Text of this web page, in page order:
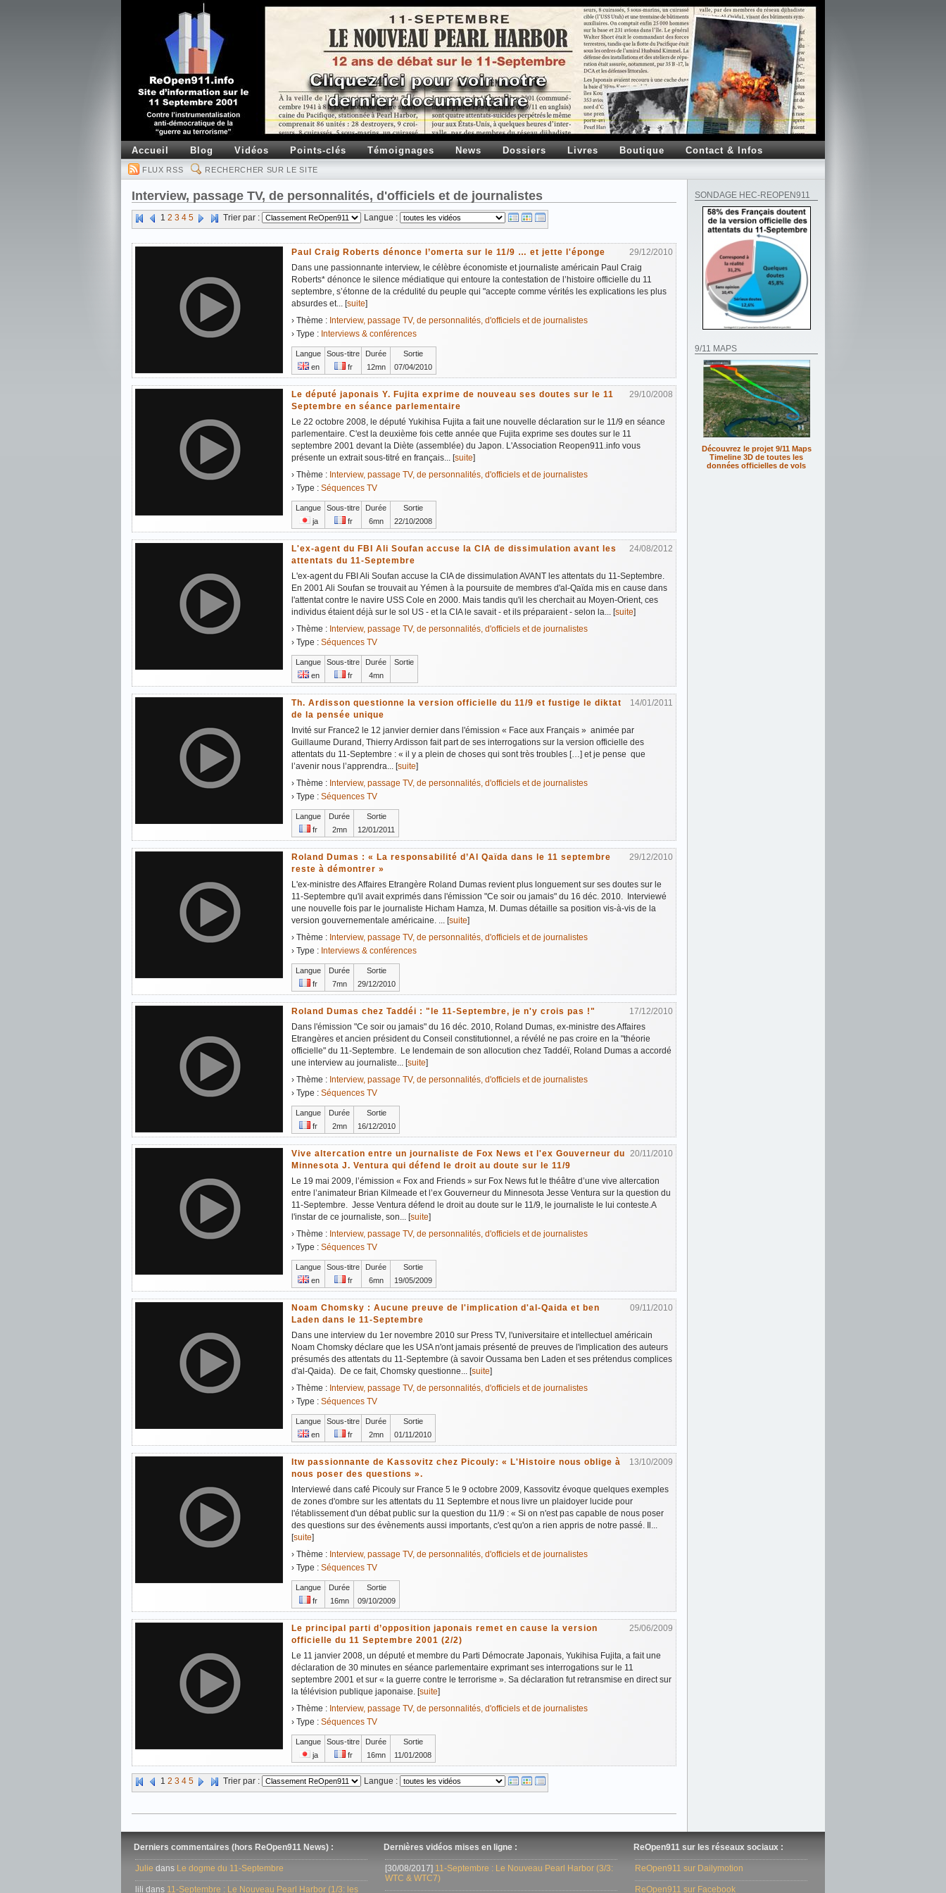
Accueil Blog Vidéos Points-clés Témoignages News Dossiers Livres Boutique Contact & Infos
FLUX RSS RECHERCHER SUR LE SITE
Interview, passage TV, de personnalités, d'officiels et de journalistes
1 2 3 4 5 Trier par : Langue :
29/12/2010
Paul Craig Roberts dénonce l’omerta sur le 11/9 … et jette l'éponge
Dans une passionnante interview, le célèbre économiste et journaliste américain Paul Craig
Roberts* dénonce le silence médiatique qui entoure la contestation de l’histoire officielle du 11
septembre, s’étonne de la crédulité du peuple qui "accepte comme vérités les explications les plus
absurdes et... [suite]
› Thème : Interview, passage TV, de personnalités, d'officiels et de journalistes
› Type : Interviews & conférences
Langue Sous-titre Durée
Sortie
en
fr 12mn 07/04/2010
29/10/2008
Le député japonais Y. Fujita exprime de nouveau ses doutes sur le 11
Septembre en séance parlementaire
Le 22 octobre 2008, le député Yukihisa Fujita a fait une nouvelle déclaration sur le 11/9 en séance
parlementaire. C'est la deuxième fois cette année que Fujita exprime ses doutes sur le 11
septembre 2001 devant la Diète (assemblée) du Japon. L'Association Reopen911.info vous
présente un extrait sous-titré en français... [suite]
› Thème : Interview, passage TV, de personnalités, d'officiels et de journalistes
› Type : Séquences TV
Langue Sous-titre Durée
Sortie
ja
fr 6mn 22/10/2008
24/08/2012
L'ex-agent du FBI Ali Soufan accuse la CIA de dissimulation avant les
attentats du 11-Septembre
L'ex-agent du FBI Ali Soufan accuse la CIA de dissimulation AVANT les attentats du 11-Septembre.
En 2001 Ali Soufan se trouvait au Yémen à la poursuite de membres d'al-Qaïda mis en cause dans
l'attentat contre le navire USS Cole en 2000. Mais tandis qu'il les cherchait au Moyen-Orient, ces
individus étaient déjà sur le sol US - et la CIA le savait - et ils préparaient - selon la... [suite]
› Thème : Interview, passage TV, de personnalités, d'officiels et de journalistes
› Type : Séquences TV
Langue Sous-titre Durée
Sortie
en
fr 4mn
14/01/2011
Th. Ardisson questionne la version officielle du 11/9 et fustige le diktat
de la pensée unique
Invité sur France2 le 12 janvier dernier dans l'émission « Face aux Français » animée par
Guillaume Durand, Thierry Ardisson fait part de ses interrogations sur la version officielle des
attentats du 11-Septembre : « il y a plein de choses qui sont très troubles […] et je pense que
l’avenir nous l’apprendra... [suite]
› Thème : Interview, passage TV, de personnalités, d'officiels et de journalistes
› Type : Séquences TV
Langue Durée
Sortie
fr
2mn 12/01/2011
29/12/2010
Roland Dumas : « La responsabilité d’Al Qaïda dans le 11 septembre
reste à démontrer »
L'ex-ministre des Affaires Etrangère Roland Dumas revient plus longuement sur ses doutes sur le
11-Septembre qu'il avait exprimés dans l'émission "Ce soir ou jamais" du 16 déc. 2010. Interviewé
une nouvelle fois par le journaliste Hicham Hamza, M. Dumas détaille sa position vis-à-vis de la
version gouvernementale américaine. ... [suite]
› Thème : Interview, passage TV, de personnalités, d'officiels et de journalistes
› Type : Interviews & conférences
Langue Durée
Sortie
fr
7mn 29/12/2010
17/12/2010
Roland Dumas chez Taddéi : "le 11-Septembre, je n'y crois pas !"
Dans l'émission "Ce soir ou jamais" du 16 déc. 2010, Roland Dumas, ex-ministre des Affaires
Etrangères et ancien président du Conseil constitutionnel, a révélé ne pas croire en la "théorie
officielle" du 11-Septembre. Le lendemain de son allocution chez Taddéï, Roland Dumas a accordé
une interview au journaliste... [suite]
› Thème : Interview, passage TV, de personnalités, d'officiels et de journalistes
› Type : Séquences TV
Langue Durée
Sortie
fr
2mn 16/12/2010
20/11/2010
Vive altercation entre un journaliste de Fox News et l'ex Gouverneur du
Minnesota J. Ventura qui défend le droit au doute sur le 11/9
Le 19 mai 2009, l’émission « Fox and Friends » sur Fox News fut le théâtre d’une vive altercation
entre l’animateur Brian Kilmeade et l’ex Gouverneur du Minnesota Jesse Ventura sur la question du
11-Septembre. Jesse Ventura défend le droit au doute sur le 11/9, le journaliste le lui conteste.A
l'instar de ce journaliste, son... [suite]
› Thème : Interview, passage TV, de personnalités, d'officiels et de journalistes
› Type : Séquences TV
Langue Sous-titre Durée
Sortie
en
fr 6mn 19/05/2009
09/11/2010
Noam Chomsky : Aucune preuve de l'implication d'al-Qaida et ben
Laden dans le 11-Septembre
Dans une interview du 1er novembre 2010 sur Press TV, l'universitaire et intellectuel américain
Noam Chomsky déclare que les USA n'ont jamais présenté de preuves de l'implication des auteurs
présumés des attentats du 11-Septembre (à savoir Oussama ben Laden et ses prétendus complices
d'al-Qaida). De ce fait, Chomsky questionne... [suite]
› Thème : Interview, passage TV, de personnalités, d'officiels et de journalistes
› Type : Séquences TV
Langue Sous-titre Durée
Sortie
en
fr 2mn 01/11/2010
13/10/2009
Itw passionnante de Kassovitz chez Picouly: « L'Histoire nous oblige à
nous poser des questions ».
Interviewé dans café Picouly sur France 5 le 9 octobre 2009, Kassovitz évoque quelques exemples
de zones d'ombre sur les attentats du 11 Septembre et nous livre un plaidoyer lucide pour
l'établissement d'un débat public sur la question du 11/9 : « Si on n'est pas capable de nous poser
des questions sur des évènements aussi importants, c'est qu'on a rien appris de notre passé. Il...
[suite]
› Thème : Interview, passage TV, de personnalités, d'officiels et de journalistes
› Type : Séquences TV
Langue Durée
Sortie
fr
16mn 09/10/2009
25/06/2009
Le principal parti d’opposition japonais remet en cause la version
officielle du 11 Septembre 2001 (2/2)
Le 11 janvier 2008, un député et membre du Parti Démocrate Japonais, Yukihisa Fujita, a fait une
déclaration de 30 minutes en séance parlementaire exprimant ses interrogations sur le 11
septembre 2001 et sur « la guerre contre le terrorisme ». Sa déclaration fut retransmise en direct sur
la télévision publique japonaise. [suite]
› Thème : Interview, passage TV, de personnalités, d'officiels et de journalistes
› Type : Séquences TV
Langue Sous-titre Durée
Sortie
ja
fr 16mn 11/01/2008
1 2 3 4 5 Trier par : Langue :
SONDAGE HEC-REOPEN911
9/11 MAPS
Découvrez le projet 9/11 Maps
Timeline 3D de toutes les
données officielles de vols
Derniers commentaires (hors ReOpen911 News) :
Julie dans Le dogme du 11-Septembre
lili dans 11-Septembre : Le Nouveau Pearl Harbor (1/3: les
Dernières vidéos mises en ligne :
[30/08/2017] 11-Septembre : Le Nouveau Pearl Harbor (3/3:
WTC & WTC7)
ReOpen911 sur les réseaux sociaux :
ReOpen911 sur Dailymotion
ReOpen911 sur Facebook